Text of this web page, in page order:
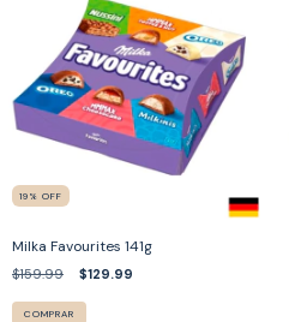
19 % OFF
Milka Favourites 141g
$159.99 $129.99
COMPRAR